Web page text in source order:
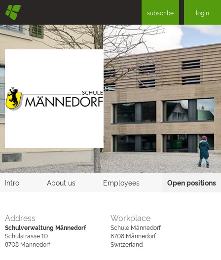
§ subscribe login
Intro About us Employees Open positions
Address
Schulverwaltung Männedorf
Schulstrasse 10
8708 Männedorf
Workplace
Schule Männedorf
8708 Männedorf
Switzerland